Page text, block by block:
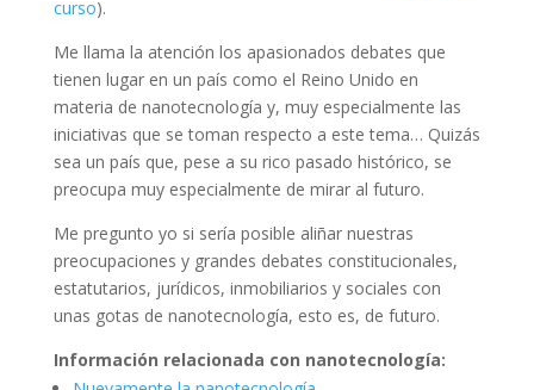
curso).
Me llama la atención los apasionados debates que
tienen lugar en un país como el Reino Unido en
materia de nanotecnología y, muy especialmente las
iniciativas que se toman respecto a este tema… Quizás
sea un país que, pese a su rico pasado histórico, se
preocupa muy especialmente de mirar al futuro.
Me pregunto yo si sería posible aliñar nuestras
preocupaciones y grandes debates constitucionales,
estatutarios, jurídicos, inmobiliarios y sociales con
unas gotas de nanotecnología, esto es, de futuro.
Información relacionada con nanotecnología: